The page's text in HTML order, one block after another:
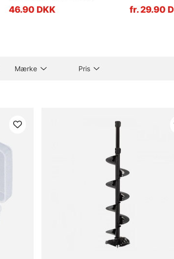
46.90 DKK fr. 29.90
Mærke Pris